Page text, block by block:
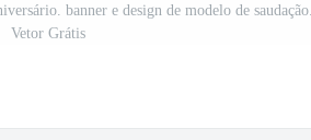
banner e design de modelo de saudação.
Vetor Grátis